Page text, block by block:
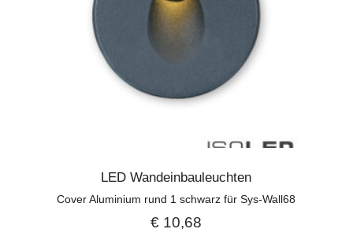
LED Wandeinbauleuchten
Cover Aluminium rund 1 schwarz für Sys-Wall68
€ 10,68